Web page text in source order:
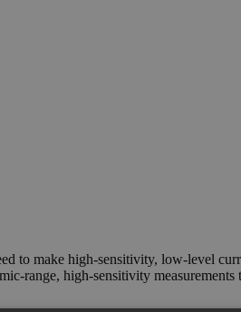
to make high-sensitivity, low-level
range, high-sensitivity measurements